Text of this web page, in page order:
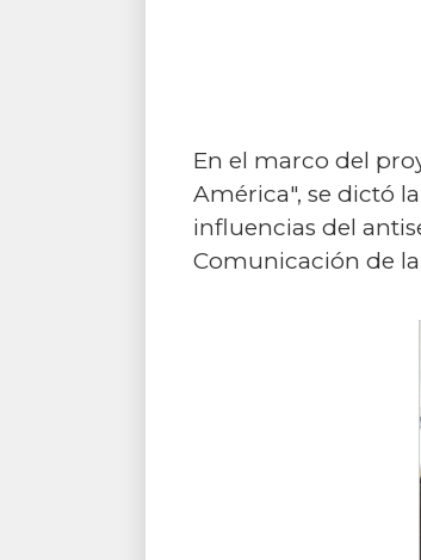
En el marco del
América", se dictó
influencias del
Comunicación de la